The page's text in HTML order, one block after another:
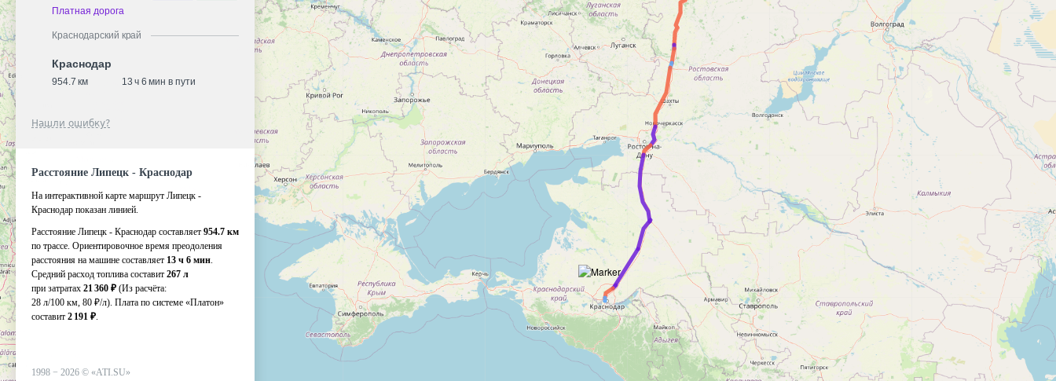
Платная дорога
Краснодарский край
Краснодар
954.7 км 13 ч 6 мин в пути
Нашли ошибку?
Расстояние Липецк - Краснодар
На интерактивной карте маршрут Липецк -
Краснодар показан линией.
Расстояние Липецк - Краснодар составляет 954.7 км
по трассе. Ориентировочное время преодоления
расстояния на машине составляет 13 ч 6 мин.
Средний расход топлива составит 267 л
при затратах 21 360 ₽ (Из расчёта:
28 л/100 км, 80 ₽/л). Плата по системе «Платон»
составит 2 191 ₽.
1998 − 2026 © «ATI.SU»